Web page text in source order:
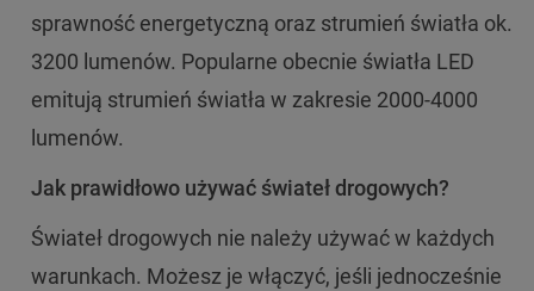
sprawność energetyczną oraz strumień światła ok.
3200 lumenów. Popularne obecnie światła LED
emitują strumień światła w zakresie 2000-4000
lumenów.
Jak prawidłowo używać świateł drogowych?
Świateł drogowych nie należy używać w każdych
warunkach. Możesz je włączyć, jeśli jednocześnie